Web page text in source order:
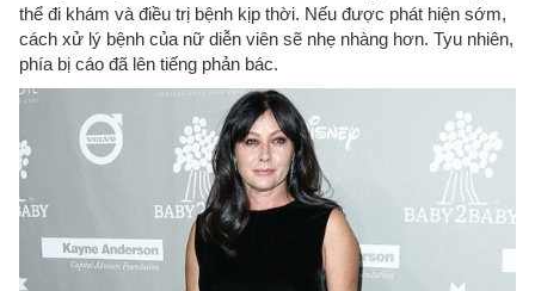
thể đi khám và điều trị bệnh kịp thời. Nếu được phát hiện sớm,
cách xử lý bệnh của nữ diễn viên sẽ nhẹ nhàng hơn. Tyu nhiên,
phía bị cáo đã lên tiếng phản bác.